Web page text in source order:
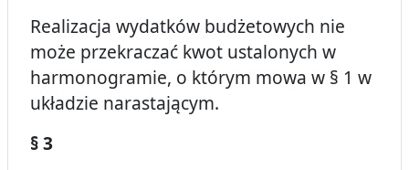
Realizacja wydatków budżetowych nie
może przekraczać kwot ustalonych w
harmonogramie, o którym mowa w § 1 w
układzie narastającym.
§ 3